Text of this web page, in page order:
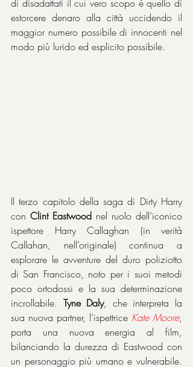
di disadattati il cui vero scopo è quello di
estorcere denaro alla città uccidendo il
maggior numero possibile di innocenti nel
modo più lurido ed esplicito possibile.
Il terzo capitolo della saga di Dirty Harry
con Clint Eastwood nel ruolo dell’iconico
ispettore Harry Callaghan (in verità
Callahan, nell’originale) continua a
esplorare le avventure del duro poliziotto
di San Francisco, noto per i suoi metodi
poco ortodossi e la sua determinazione
incrollabile. Tyne Daly, che interpreta la
sua nuova partner, l’ispettrice Kate Moore,
porta una nuova energia al film,
bilanciando la durezza di Eastwood con
un personaggio più umano e vulnerabile.